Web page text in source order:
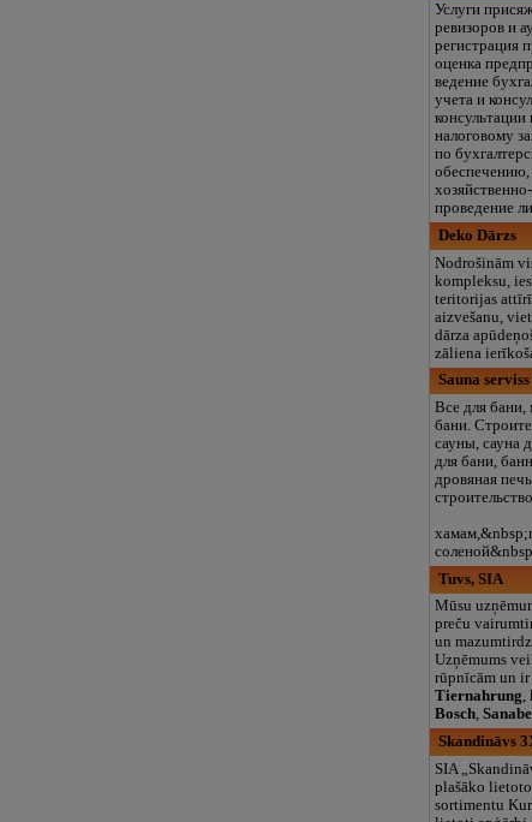
Услуги
ревизоров и
регистрация
оценка
ведение
учета и
консультации
налоговому
по
обеспечению,
проведение
Deko Dārzs
Nodrošinām
kompleksu,
teritorijas
aizvešanu,
dārza
zāliena
Sauna
Все для бани,
бани.
сауны, сауна
для бани,
дровяная
строительство
Tuvs, SIA
Mūsu
preču
un
Uzņēmums
rūpnīcām un
Tiernahrung,
Bosch,
Skandināvs
SIA
plašāko
sortimentu